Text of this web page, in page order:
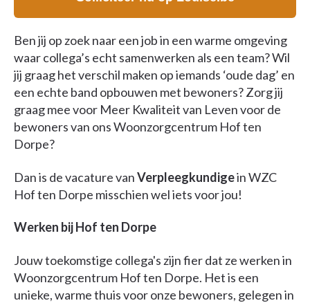
Ben jij op zoek naar een job in een warme omgeving
waar collega’s echt samenwerken als een team? Wil
jij graag het verschil maken op iemands ‘oude dag’ en
een echte band opbouwen met bewoners? Zorg jij
graag mee voor Meer Kwaliteit van Leven voor de
bewoners van ons Woonzorgcentrum Hof ten
Dorpe?
Dan is de vacature vanVerpleegkundigein WZC
Hof ten Dorpe misschien wel iets voor jou!
Werken bij Hof ten Dorpe
Jouw toekomstige collega's zijn fier dat ze werken in
Woonzorgcentrum Hof ten Dorpe. Het is een
unieke, warme thuis voor onze bewoners, gelegen in